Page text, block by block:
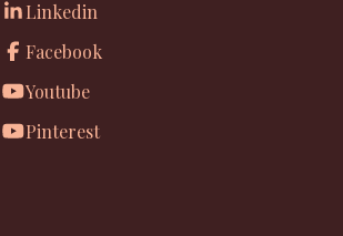
Linkedin
Facebook
Youtube
Pinterest